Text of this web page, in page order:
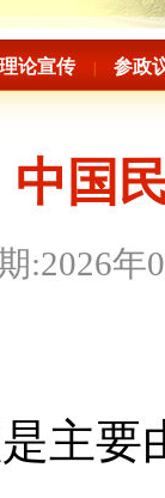
理论宣传 参政
中国
:2026
主要